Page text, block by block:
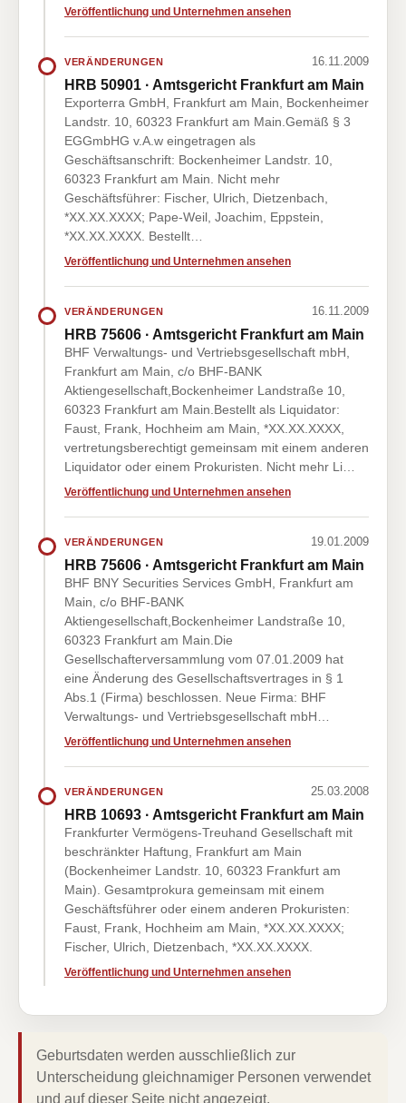
Veröffentlichung und Unternehmen ansehen
VERÄNDERUNGEN 16.11.2009
HRB 50901 · Amtsgericht Frankfurt am Main
Exporterra GmbH, Frankfurt am Main, Bockenheimer
Landstr. 10, 60323 Frankfurt am Main.Gemäß § 3
EGGmbHG v.A.w eingetragen als
Geschäftsanschrift: Bockenheimer Landstr. 10,
60323 Frankfurt am Main. Nicht mehr
Geschäftsführer: Fischer, Ulrich, Dietzenbach,
*XX.XX.XXXX; Pape-Weil, Joachim, Eppstein,
*XX.XX.XXXX. Bestellt…
Veröffentlichung und Unternehmen ansehen
VERÄNDERUNGEN 16.11.2009
HRB 75606 · Amtsgericht Frankfurt am Main
BHF Verwaltungs- und Vertriebsgesellschaft mbH,
Frankfurt am Main, c/o BHF-BANK
Aktiengesellschaft,Bockenheimer Landstraße 10,
60323 Frankfurt am Main.Bestellt als Liquidator:
Faust, Frank, Hochheim am Main, *XX.XX.XXXX,
vertretungsberechtigt gemeinsam mit einem anderen
Liquidator oder einem Prokuristen. Nicht mehr Li…
Veröffentlichung und Unternehmen ansehen
VERÄNDERUNGEN 19.01.2009
HRB 75606 · Amtsgericht Frankfurt am Main
BHF BNY Securities Services GmbH, Frankfurt am
Main, c/o BHF-BANK
Aktiengesellschaft,Bockenheimer Landstraße 10,
60323 Frankfurt am Main.Die
Gesellschafterversammlung vom 07.01.2009 hat
eine Änderung des Gesellschaftsvertrages in § 1
Abs.1 (Firma) beschlossen. Neue Firma: BHF
Verwaltungs- und Vertriebsgesellschaft mbH…
Veröffentlichung und Unternehmen ansehen
VERÄNDERUNGEN 25.03.2008
HRB 10693 · Amtsgericht Frankfurt am Main
Frankfurter Vermögens-Treuhand Gesellschaft mit
beschränkter Haftung, Frankfurt am Main
(Bockenheimer Landstr. 10, 60323 Frankfurt am
Main). Gesamtprokura gemeinsam mit einem
Geschäftsführer oder einem anderen Prokuristen:
Faust, Frank, Hochheim am Main, *XX.XX.XXXX;
Fischer, Ulrich, Dietzenbach, *XX.XX.XXXX.
Veröffentlichung und Unternehmen ansehen
Geburtsdaten werden ausschließlich zur
Unterscheidung gleichnamiger Personen verwendet
und auf dieser Seite nicht angezeigt.